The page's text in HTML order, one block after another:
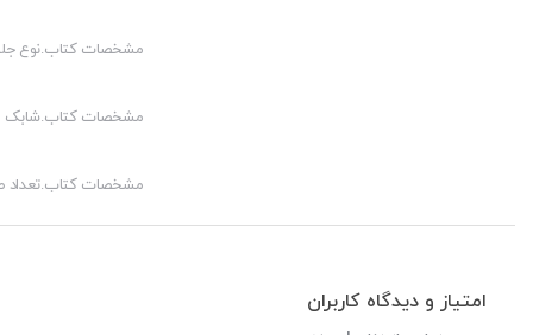
مشخصات کتاب.نوع
مشخصات کتاب.شابک
مشخصات کتاب.تعداد
امتیاز و دیدگاه کاربران